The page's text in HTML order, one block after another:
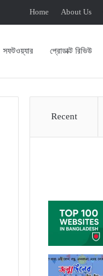
Home About Us
সফটওয়্যার প্রোডাক্ট রিভিউ
Recent